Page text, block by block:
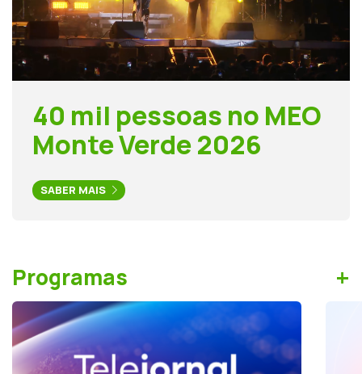
40 mil pessoas no MEO
Monte Verde 2026
SABER MAIS
Programas +